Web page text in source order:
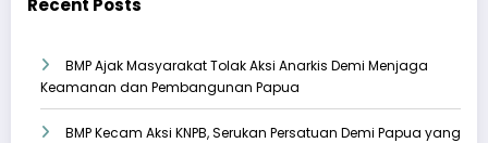
Recent Posts
BMP Ajak Masyarakat Tolak Aksi Anarkis Demi Menjaga
Keamanan dan Pembangunan Papua
BMP Kecam Aksi KNPB, Serukan Persatuan Demi Papua yang